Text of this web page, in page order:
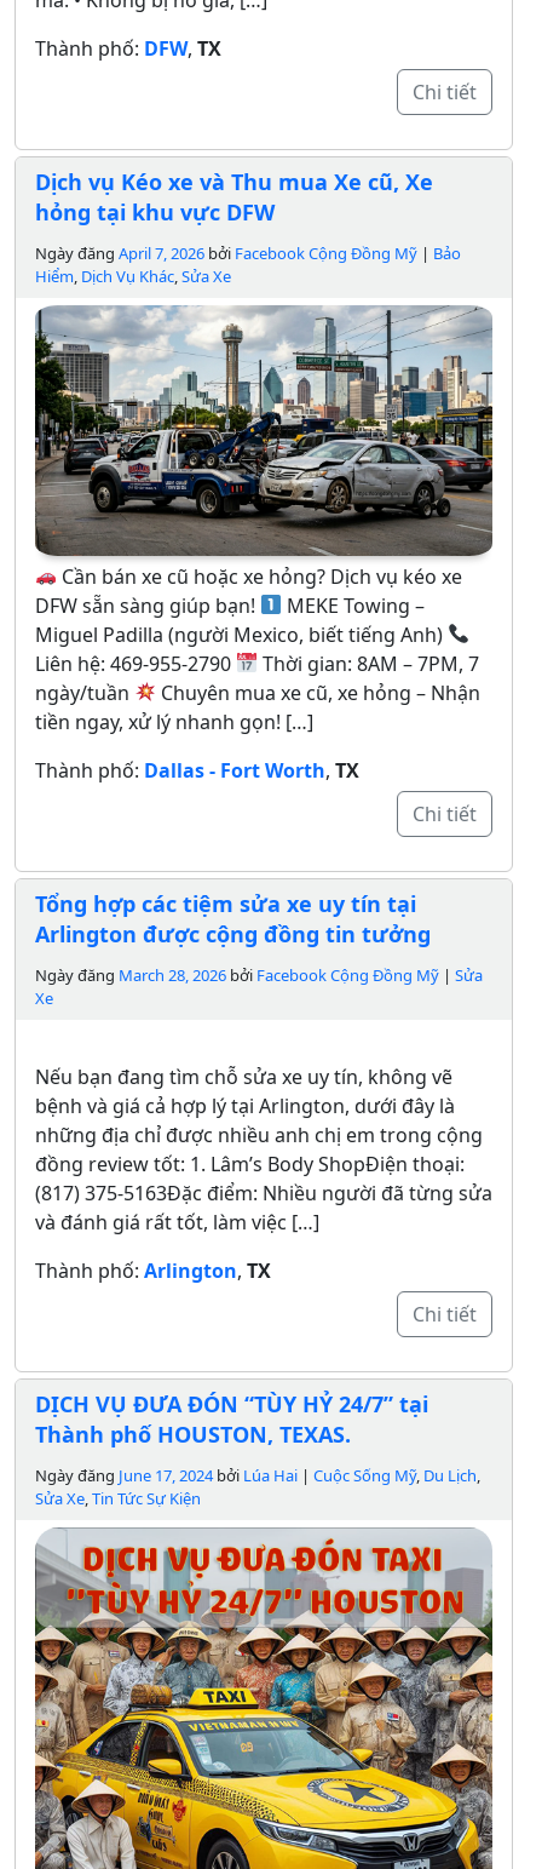
Thành phố: DFW, TX
Chi tiết
Dịch vụ Kéo xe và Thu mua Xe cũ, Xe
hỏng tại khu vực DFW
Ngày đăng April 7, 2026 bởi Facebook Cộng Đồng Mỹ | Bảo
Hiểm, Dịch Vụ Khác,Sửa Xe
Cần bán xe cũ hoặc xe hỏng? Dịch vụ kéo xe
DFW sẵn sàng giúp bạn!
MEKE Towing –
Miguel Padilla (người Mexico, biết tiếng Anh)
Liên hệ: 469-955-2790
Thời gian: 8AM – 7PM, 7
ngày/tuần
Chuyên mua xe cũ, xe hỏng – Nhận
tiền ngay, xử lý nhanh gọn! […]
Thành phố: Dallas - Fort Worth, TX
Chi tiết
Tổng hợp các tiệm sửa xe uy tín tại
Arlington được cộng đồng tin tưởng
Ngày đăng March 28, 2026 bởi Facebook Cộng Đồng Mỹ | Sửa
Xe
Nếu bạn đang tìm chỗ sửa xe uy tín, không vẽ
bệnh và giá cả hợp lý tại Arlington, dưới đây là
những địa chỉ được nhiều anh chị em trong cộng
đồng review tốt: 1. Lâm’s Body ShopĐiện thoại:
(817) 375-5163Đặc điểm: Nhiều người đã từng sửa
và đánh giá rất tốt, làm việc […]
Thành phố: Arlington, TX
Chi tiết
DỊCH VỤ ĐƯA ĐÓN “TÙY HỶ 24/7” tại
Thành phố HOUSTON, TEXAS.
Ngày đăng June 17, 2024bởi Lúa Hai | Cuộc Sống Mỹ, Du Lịch
Sửa Xe Tin Tức Sự Kiện